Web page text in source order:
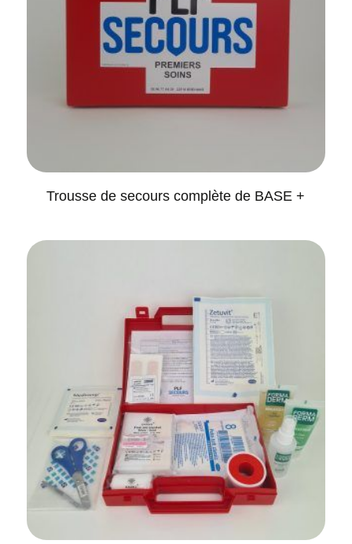
Trousse de secours complète de BASE +